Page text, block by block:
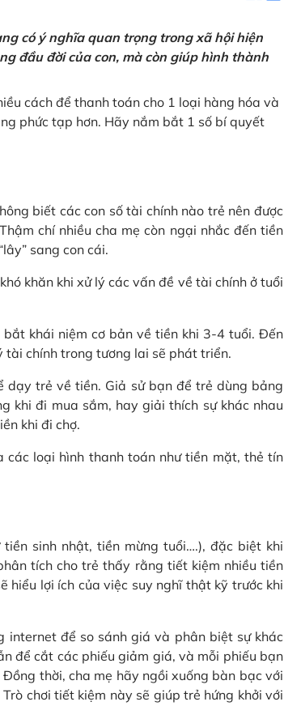
có ý nghĩa quan trọng trong xã hội hiện
đầu đời của con, mà còn giúp hình thành
cách để thanh toán cho 1 loại hàng hóa và
phức tạp hơn. Hãy nắm bắt 1 số bí quyết
biết các con số tài chính nào trẻ nên được
chí nhiều cha mẹ còn ngại nhắc đến tiền
sang con cái.
khăn khi xử lý các vấn đề về tài chính ở tuổi
khái niệm cơ bản về tiền khi 3-4 tuổi. Đến
tài chính trong tương lai sẽ phát triển.
trẻ về tiền. Giả sử bạn để trẻ dùng bảng
khi đi mua sắm, hay giải thích sự khác nhau
khi đi chợ.
các loại hình thanh toán như tiền mặt, thẻ tín
sinh nhật, tiền mừng tuổi….), đặc biệt khi
tích cho trẻ thấy rằng tiết kiệm nhiều tiền
hiểu lợi ích của việc suy nghĩ thật kỹ trước khi
internet để so sánh giá và phân biệt sự khác
để cắt các phiếu giảm giá, và mỗi phiếu bạn
thời, cha mẹ hãy ngồi xuống bàn bạc với
chơi tiết kiệm này sẽ giúp trẻ hứng khởi với